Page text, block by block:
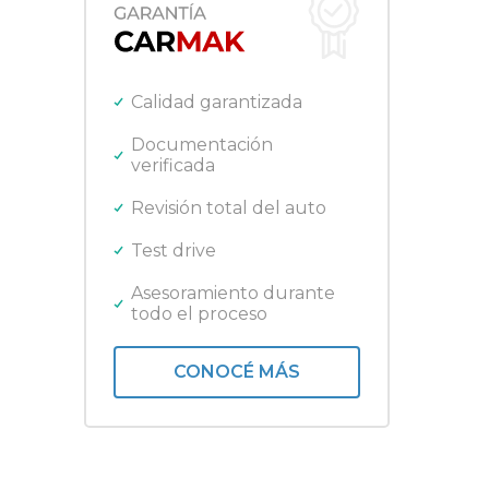
Ford
Gilera
Honda
Jeep
Kawasaki
Lifan
Nissan
Peugeot
Quicksilver
Renault
Royal Enfield
Triumph
Calidad garantizada
Documentación
verificada
Revisión total del auto
Test drive
Asesoramiento durante
todo el proceso
CONOCÉ MÁS